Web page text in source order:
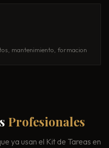
mantenimiento, formacion
Profesionales
ya usan el Kit de Tareas en